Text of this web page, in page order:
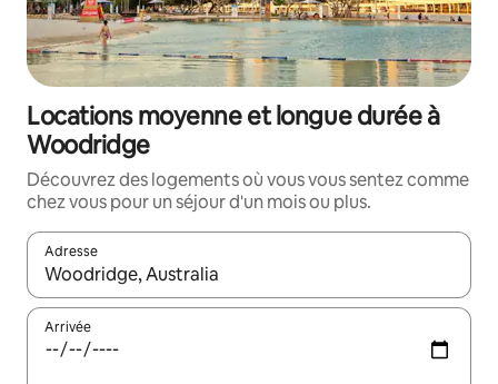
Locations moyenne et longue durée à
Woodridge
Découvrez des logements où vous vous sentez comme
chez vous pour un séjour d'un mois ou plus.
Adresse
Lorsque les résultats s'affichent, utilisez les flèches vers le
Arrivée